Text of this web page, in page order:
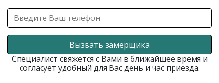
Вызвать замерщика
Специалист свяжется с Вами в ближайшее время и
согласует удобный для Вас день и час приезда.